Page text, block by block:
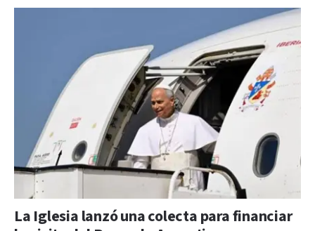
La Iglesia lanzó una colecta para financiar